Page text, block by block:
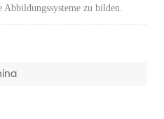
zu bilden.